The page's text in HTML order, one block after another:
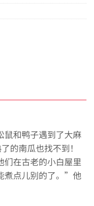
鼠和鸭子遇到了大麻
的南瓜也找不到！
们在古老的小白屋里
煮点儿别的了。”他